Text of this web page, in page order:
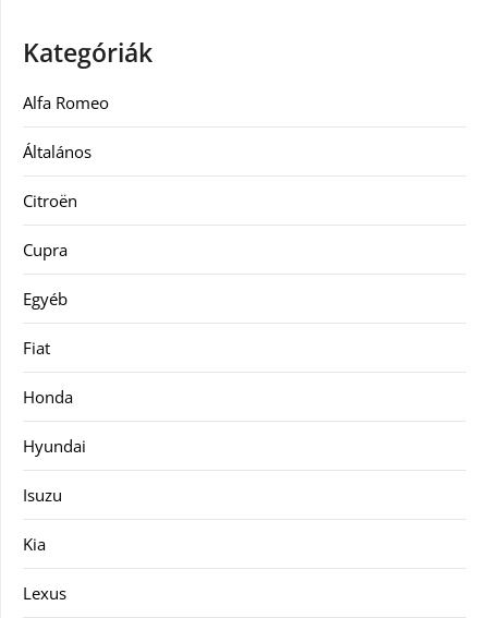
Kategóriák
Alfa Romeo
Általános
Citroën
Cupra
Egyéb
Fiat
Honda
Hyundai
Isuzu
Kia
Lexus